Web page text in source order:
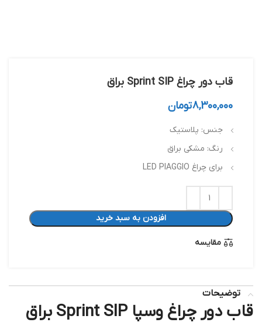
قاب دور چراغ Sprint SIP براق
8,300,000تومان
جنس: پلاستیک
رنگ: مشکی براق
برای چراغ LED PIAGGIO
افزودن به سبد خرید
مقایسه
توضیحات
قاب دور چراغ وسپا Sprint SIP براق